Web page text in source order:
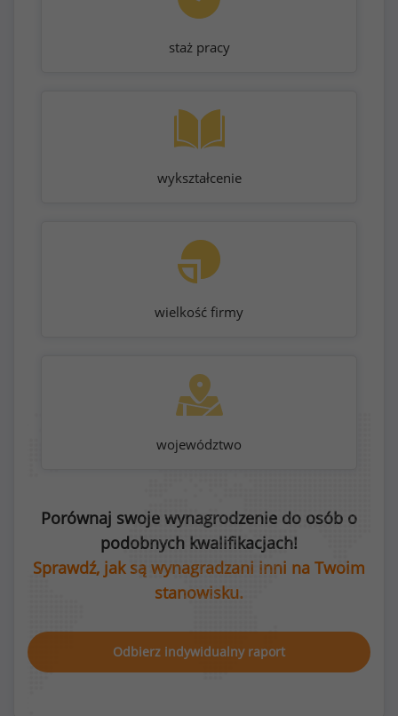
staż pracy
wykształcenie
wielkość firmy
województwo
Porównaj swoje wynagrodzenie do osób o
podobnych kwalifikacjach!
Sprawdź, jak są wynagradzani inni na Twoim
stanowisku.
Odbierz indywidualny raport